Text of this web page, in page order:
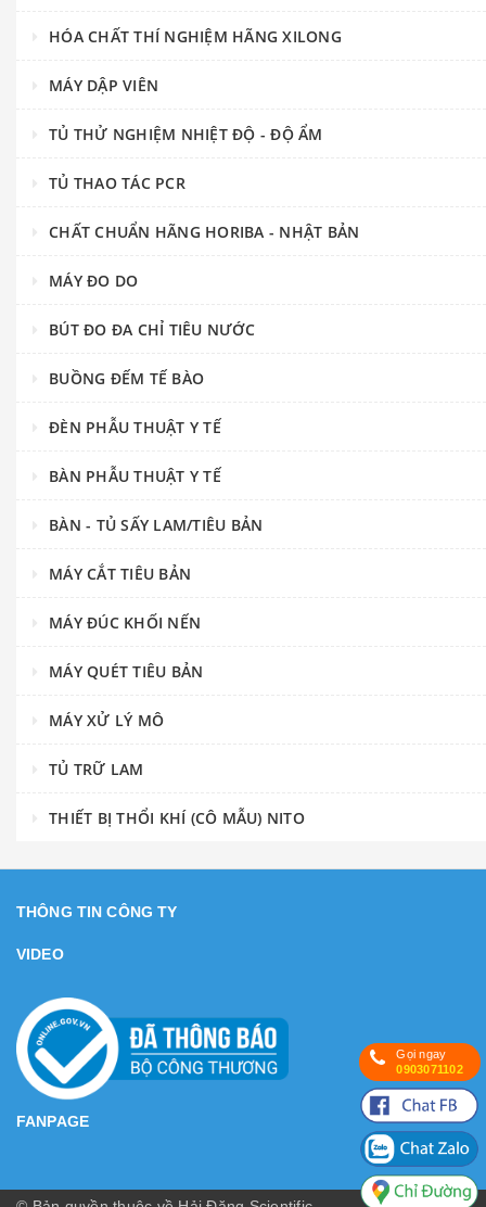
HÓA CHẤT THÍ NGHIỆM HÃNG XILONG
MÁY DẬP VIÊN
TỦ THỬ NGHIỆM NHIỆT ĐỘ - ĐỘ ẨM
TỦ THAO TÁC PCR
CHẤT CHUẨN HÃNG HORIBA - NHẬT BẢN
MÁY ĐO DO
BÚT ĐO ĐA CHỈ TIÊU NƯỚC
BUỒNG ĐẾM TẾ BÀO
ĐÈN PHẪU THUẬT Y TẾ
BÀN PHẪU THUẬT Y TẾ
BÀN - TỦ SẤY LAM/TIÊU BẢN
MÁY CẮT TIÊU BẢN
MÁY ĐÚC KHỐI NẾN
MÁY QUÉT TIÊU BẢN
MÁY XỬ LÝ MÔ
TỦ TRỮ LAM
THIẾT BỊ THỔI KHÍ (CÔ MẪU) NITO
THÔNG TIN CÔNG TY
VIDEO
FANPAGE
Gọi ngay
0903071102